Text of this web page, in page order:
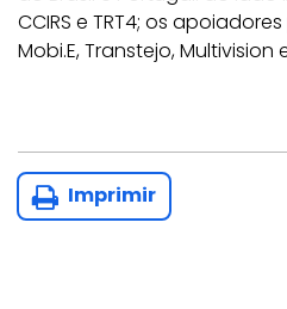
CCIRS e TRT4; os
Mobi.E, Transtejo, Multivision
Imprimir